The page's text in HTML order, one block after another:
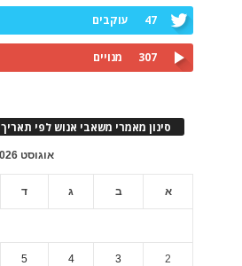
47 עוקבים
307 מנויים
סינון מאמרי משאבי אנוש לפי תאריך
אוגוסט 2026
א ב ג ד
2
3
4
5